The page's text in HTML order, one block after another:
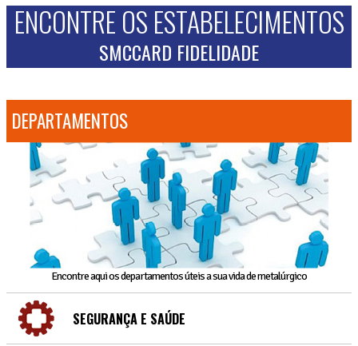
ENCONTRE OS ESTABELECIMENTOS
SMCCARD FIDELIDADE
DEPARTAMENTOS
Encontre aqui os departamentos úteis a sua vida de metalúrgico
SEGURANÇA E SAÚDE